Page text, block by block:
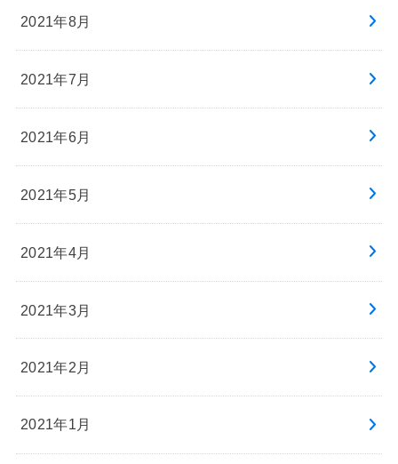
2021年8月
2021年7月
2021年6月
2021年5月
2021年4月
2021年3月
2021年2月
2021年1月